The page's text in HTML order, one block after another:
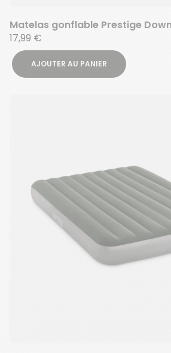
Matelas gonflable Prestige
17,99 €
AJOUTER AU PANIER